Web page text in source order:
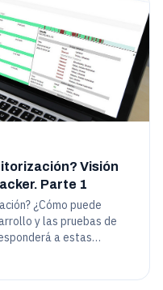
con usted nuestra
tipo de proyectos y
nos hemos
Visión
Parte 1
¿Cómo puede
y las pruebas de
a estas
el simple deseo de